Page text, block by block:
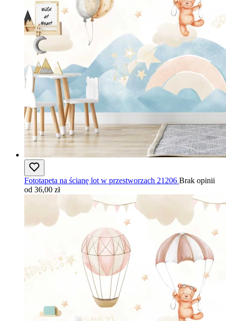
Fototapeta na ścianę lot w przestworzach 21206 Brak opinii
od 36,00 zł